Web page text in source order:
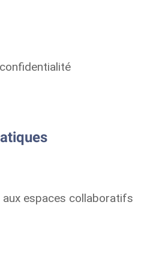
aux espaces collaboratifs